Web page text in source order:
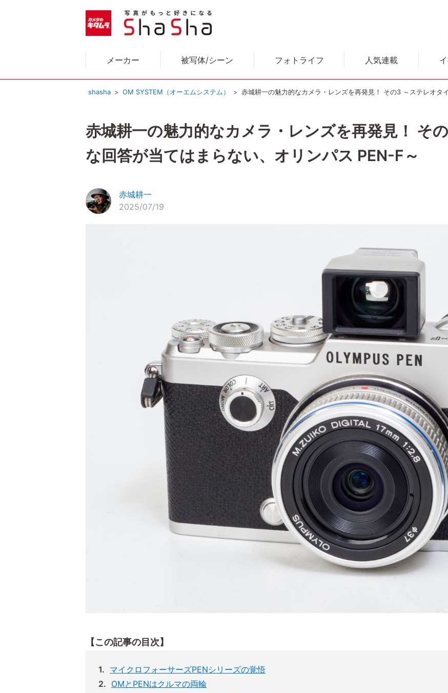
メーカー 被写体/シーン フォトライフ 人気連載
shasha OM SYSTEM（オーエムシステム） 赤城耕一の魅力的なカメラ・レンズを再発見！ その3 ～ステレオタ
赤城耕一の魅力的なカメラ・レンズを再発見！ そ
な回答が当てはまらない、オリンパス PEN-F～
赤城耕一
2025/07/19
【この記事の目次】
マイクロフォーサーズPENシリーズの覚悟
OMとPENはクルマの両輪